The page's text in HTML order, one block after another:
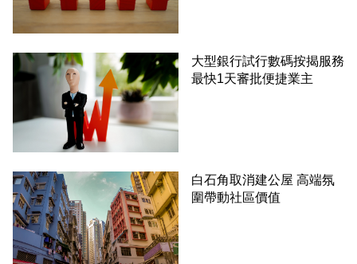
大型銀行試行數碼按揭服務
最快1天審批便捷業主
白石角取消建公屋 高端氛
圍帶動社區價值